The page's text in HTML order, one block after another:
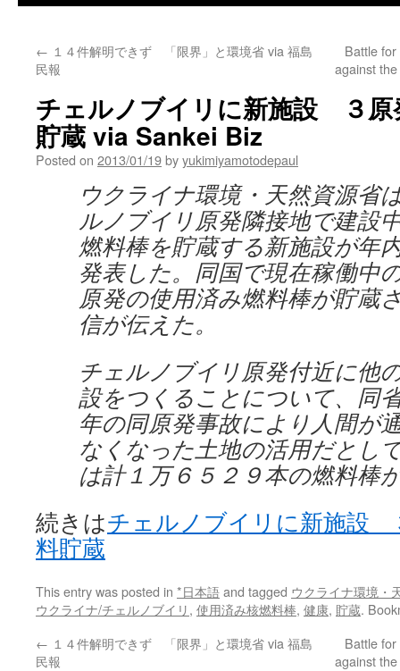
← １４件解明できず 「限界」と環境省 via 福島
民報
Battle
against
チェルノブイリに新施設 ３原
貯蔵 via Sankei Biz
Posted on 2013/01/19byyukimiyamotodepaul
ウクライナ環境・天然資源省
ルノブイリ原発隣接地で建設
燃料棒を貯蔵する新施設が年
発表した。同国で現在稼働中
原発の使用済み燃料棒が貯蔵
信が伝えた。
チェルノブイリ原発付近に他
設をつくることについて、同
年の同原発事故により人間が
なくなった土地の活用だとし
は計１万６５２９本の燃料棒
続きはチェルノブイリに新施設
料貯蔵
This entry was posted in *日本語and tagged ウクライナ環境・
ウクライナ/チェルノブイリ, 使用済み核燃料棒, 健康, 貯蔵.
← １４件解明できず 「限界」と環境省 via 福島
民報
Battle
against